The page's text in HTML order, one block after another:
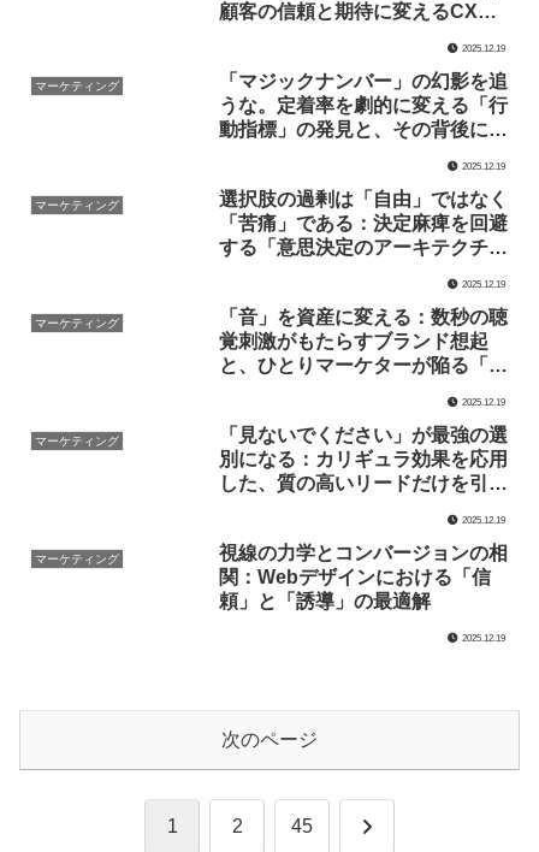
顧客の信頼と期待に変えるCX設
2025.12.19
マーケティング
「マジックナンバー」の幻影を追
うな。定着率を劇的に変える「行
動指標」の発見と、その背後にあ
2025.12.19
マーケティング
選択肢の過剰は「自由」ではなく
「苦痛」である：決定麻痺を回避
する「意思決定のアーキテクチ
2025.12.19
マーケティング
「音」を資産に変える：数秒の聴
覚刺激がもたらすブランド想起
と、ひとりマーケターが陥る「装
2025.12.19
マーケティング
「見ないでください」が最強の選
別になる：カリギュラ効果を応用
した、質の高いリードだけを引き
2025.12.19
マーケティング
視線の力学とコンバージョンの相
関：Webデザインにおける「信
頼」と「誘導」の最適解
2025.12.19
次のページ
1 2 45 次